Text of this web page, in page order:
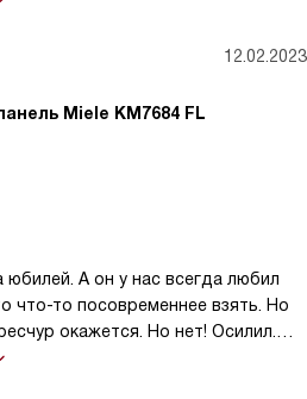
четыре конфорки можно
большая посуда точно
функция для того, чтобы
самом деле, это сильно экономит
отходить от плиты, потому что
12.02.2023
Miele KM7684 FL
А он у нас всегда любил
что-то посовременнее взять. Но
окажется. Но нет! Осилил.
Ну, конечно, инструкцию
скажешь – старая школа. Сначала